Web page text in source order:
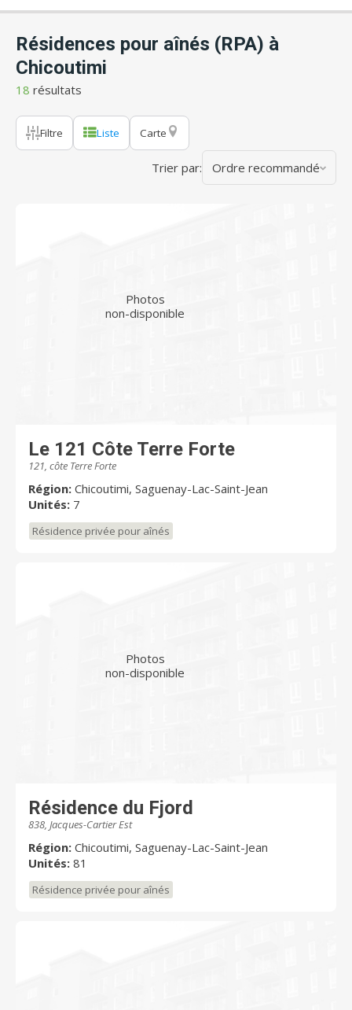
Résidences pour aînés (RPA) à
Chicoutimi
18 résultats
Filtre Liste Carte
Trier par: Ordre recommandé
Photos
non-disponible
Le 121 Côte Terre Forte
121, côte Terre Forte
Région: Chicoutimi, Saguenay-Lac-Saint-Jean
Unités: 7
Résidence privée pour aînés
Photos
non-disponible
Résidence du Fjord
838, Jacques-Cartier Est
Région: Chicoutimi, Saguenay-Lac-Saint-Jean
Unités: 81
Résidence privée pour aînés